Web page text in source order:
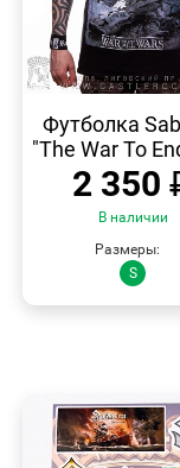
Футболка
"The War To
2 350
В наличии
Размеры:
S